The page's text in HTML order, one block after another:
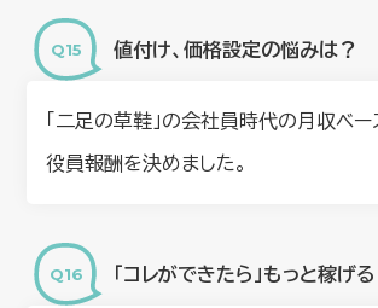
値付け、価格設定の悩みは？
「二足の草鞋」の会社員時代の月収ベー
役員報酬を決めました。
「コレができたら」もっと稼げる